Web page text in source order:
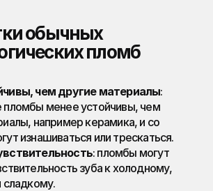
обычных
пломб
чем другие материалы:
пломбы менее устойчивы, чем
например керамика, и со
изнашиваться или трескаться.
: пломбы могут
зуба к холодному,
сладкому.